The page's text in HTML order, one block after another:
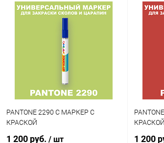
Цвет:
матовая
Цвет:
PANTONE 2290 C МАРКЕР С
КРАСКОЙ
1 200 руб. / шт
КРАСКОЙ
1 200